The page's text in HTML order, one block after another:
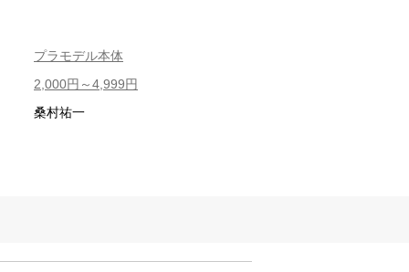
プラモデル本体
2,000円～4,999円
桑村祐一